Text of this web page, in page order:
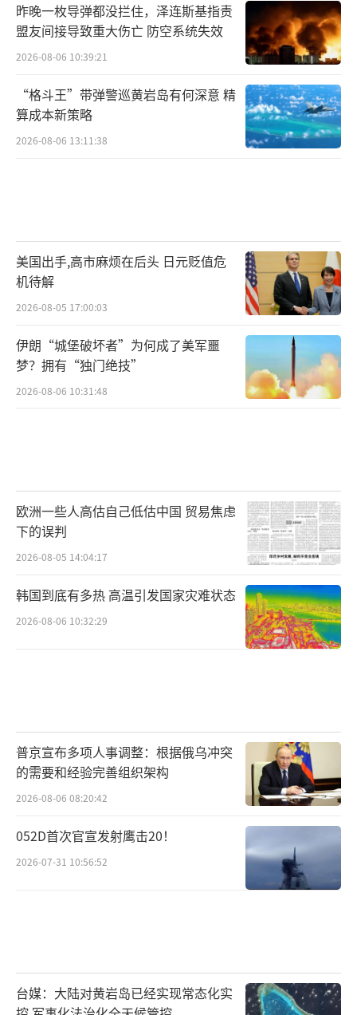
昨晚一枚导弹都没拦住，泽连斯基指责
盟友间接导致重大伤亡 防空系统失效
2026-08-06 10:39:21
“格斗王”带弹警巡黄岩岛有何深意 精
算成本新策略
2026-08-06 13:11:38
美国出手,高市麻烦在后头 日元贬值危
机待解
2026-08-05 17:00:03
伊朗“城堡破坏者”为何成了美军噩
梦？拥有“独门绝技”
2026-08-06 10:31:48
欧洲一些人高估自己低估中国 贸易焦虑
下的误判
2026-08-05 14:04:17
韩国到底有多热 高温引发国家灾难状态
2026-08-06 10:32:29
普京宣布多项人事调整：根据俄乌冲突
的需要和经验完善组织架构
2026-08-06 08:20:42
052D首次官宣发射鹰击20！
2026-07-31 10:56:52
台媒：大陆对黄岩岛已经实现常态化实